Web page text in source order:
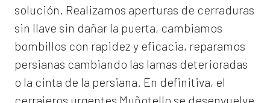
solución. Realizamos aperturas de cerraduras
sin llave sin dañar la puerta, cambiamos
bombillos con rapidez y eficacia, reparamos
persianas cambiando las lamas deterioradas
o la cinta de la persiana. En definitiva, el